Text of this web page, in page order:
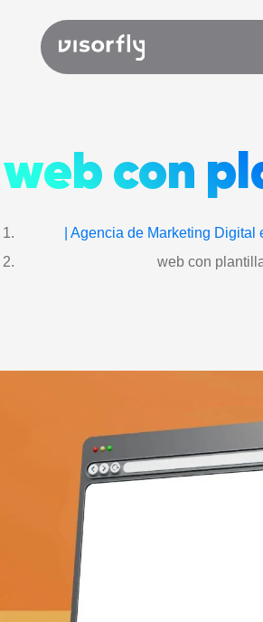
web con
| Agencia de Marketing Digital
web con